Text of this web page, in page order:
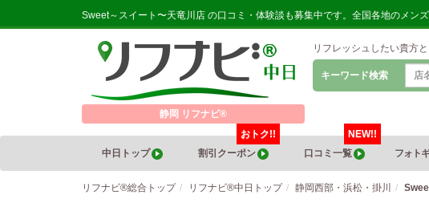
Sweet～スイート〜天竜川店 の口コミ・体験談も募集中です。全国各地のメン
静岡 リフナビ®
リフレッシュしたい貴方
キーワード検索
中日トップ 割引クーポン
おトク!!
口コミ一覧
NEW!!
フォト
リフナビ®総合トップ リフナビ®中日トップ 静岡西部・浜松・掛川